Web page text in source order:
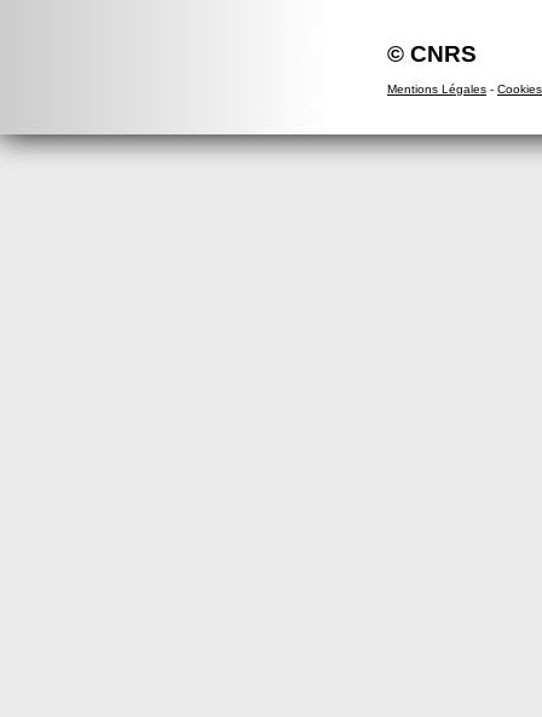
© CNRS
Mentions Légales - Cookies